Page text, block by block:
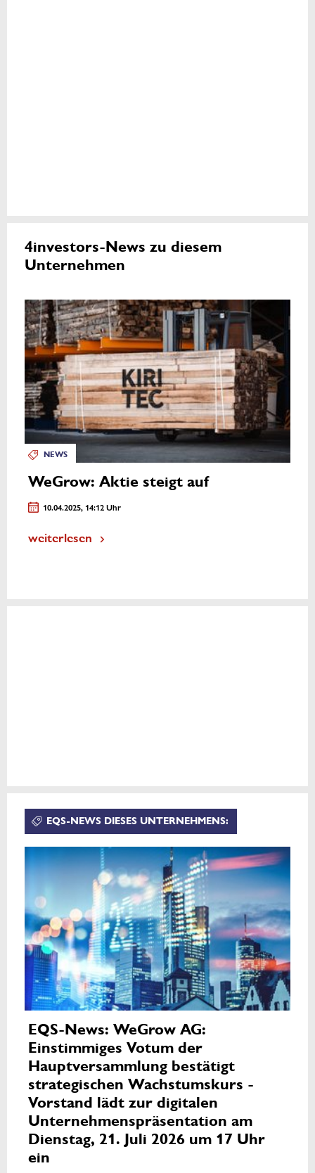
4investors-News zu diesem
Unternehmen
NEWS
WeGrow: Aktie steigt auf
10.04.2025, 14:12 Uhr
weiterlesen
EQS-NEWS DIESES UNTERNEHMENS:
EQS-News: WeGrow AG:
Einstimmiges Votum der
Hauptversammlung bestätigt
strategischen Wachstumskurs -
Vorstand lädt zur digitalen
Unternehmenspräsentation am
Dienstag, 21. Juli 2026 um 17 Uhr
ein